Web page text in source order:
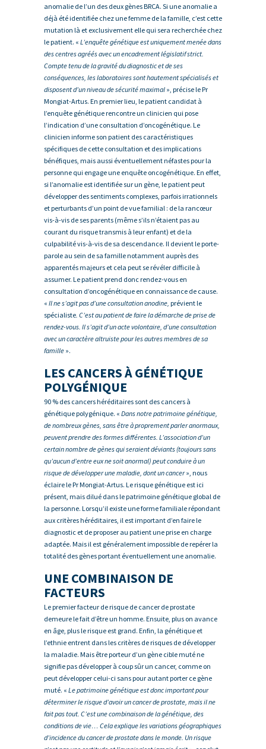
anomalie de l’un des deux gènes BRCA. Si une anomalie a
déjà été identifiée chez une femme de la famille, c’est cette
mutation là et exclusivement elle qui sera recherchée chez
le patient. « L’enquête génétique est uniquement menée dans
des centres agréés avec un encadrement législatif strict.
Compte tenu de la gravité du diagnostic et de ses
conséquences, les laboratoires sont hautement spécialisés et
disposent d’un niveau de sécurité maximal », précise le Pr
Mongiat-Artus. En premier lieu, le patient candidat à
l’enquête génétique rencontre un clinicien qui pose
l’indication d’une consultation d’oncogénétique. Le
clinicien informe son patient des caractéristiques
spécifiques de cette consultation et des implications
bénéfiques, mais aussi éventuellement néfastes pour la
personne qui engage une enquête oncogénétique. En effet,
si l’anomalie est identifiée sur un gène, le patient peut
développer des sentiments complexes, parfois irrationnels
et perturbants d’un point de vue familial : de la rancœur
vis-à-vis de ses parents (même s’ils n’étaient pas au
courant du risque transmis à leur enfant) et de la
culpabilité vis-à-vis de sa descendance. Il devient le porte-
parole au sein de sa famille notamment auprès des
apparentés majeurs et cela peut se révéler difficile à
assumer. Le patient prend donc rendez-vous en
consultation d’oncogénétique en connaissance de cause.
« Il ne s’agit pas d’une consultation anodine, prévient le
spécialiste. C’est au patient de faire la démarche de prise de
rendez-vous. Il s’agit d’un acte volontaire, d’une consultation
avec un caractère altruiste pour les autres membres de sa
famille ».
LES CANCERS À GÉNÉTIQUE
POLYGÉNIQUE
90 % des cancers héréditaires sont des cancers à
génétique polygénique. « Dans notre patrimoine génétique,
de nombreux gènes, sans être à proprement parler anormaux,
peuvent prendre des formes différentes. L’association d’un
certain nombre de gènes qui seraient déviants (toujours sans
qu’aucun d’entre eux ne soit anormal) peut conduire à un
risque de développer une maladie, dont un cancer», nous
éclaire le Pr Mongiat-Artus. Le risque génétique est ici
présent, mais dilué dans le patrimoine génétique global de
la personne. Lorsqu’il existe une forme familiale répondant
aux critères héréditaires, il est important d’en faire le
diagnostic et de proposer au patient une prise en charge
adaptée. Mais il est généralement impossible de repérer la
totalité des gènes portant éventuellement une anomalie.
UNE COMBINAISON DE
FACTEURS
Le premier facteur de risque de cancer de prostate
demeure le fait d’être un homme. Ensuite, plus on avance
en âge, plus le risque est grand. Enfin, la génétique et
l’ethnie entrent dans les critères de risques de développer
la maladie. Mais être porteur d’un gène cible muté ne
signifie pas développer à coup sûr un cancer, comme on
peut développer celui-ci sans pour autant porter ce gène
muté. « Le patrimoine génétique est donc important pour
déterminer le risque d’avoir un cancer de prostate, mais il ne
fait pas tout. C’est une combinaison de la génétique, des
conditions de vie… Cela explique les variations géographiques
d’incidence du cancer de prostate dans le monde. Un risque